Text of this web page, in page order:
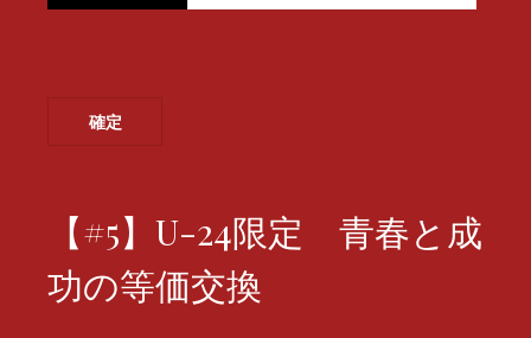
【#5】U-24限定 青春と成
功の等価交換